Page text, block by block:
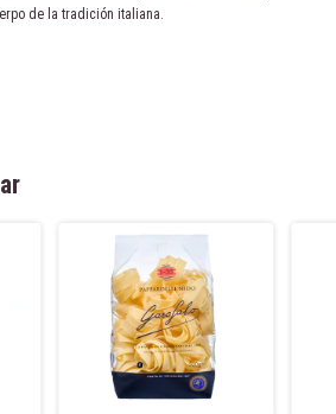
de la tradición italiana.